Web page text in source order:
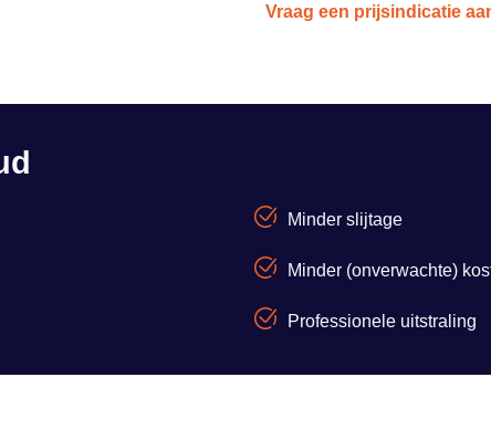
Vraag een prijsindicatie
Minder slijtage
Minder (onverwachte)
Professionele uitstraling